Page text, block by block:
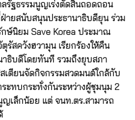
ลรัฐธรรมนูญเร่งตัดสินถอดถอน
ายสนับสนุนประธานาธิบดียุน ร่วม
ษ์นิยม Save Korea ประมาณ
สควังฮวามุน เรียกร้องให้คืน
าธิบดีโดยทันที รวมถึงยุบสภา
ตียนจัดกิจกรรมสวดมนต์ใกล้กับ
ระทบกระทั่งกันระหว่างผู้ชุมนุม 2
ญเล็กน้อย แต่ จนท.ตร.สามารถ